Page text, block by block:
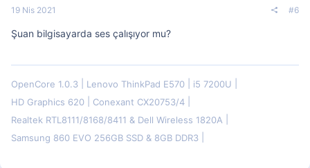
19 Nis 2021 #6
Şuan bilgisayarda ses çalışıyor mu?
OpenCore 1.0.3 Lenovo ThinkPad E570
i5 7200U
HD Graphics 620
Conexant CX20753/4
Realtek RTL8111/8168/8411 & Dell Wireless 1820A
Samsung 860 EVO 256GB SSD & 8GB DDR3